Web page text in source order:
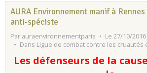
AURA Environnement manif à
anti-spéciste
Par auraenvironnementparis
Le 27/10/2016
Dans Ligue de combat contre les cruautés
Les défenseurs de la